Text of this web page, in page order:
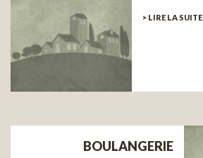
> LIRE LA SUITE
BOULANGERIE